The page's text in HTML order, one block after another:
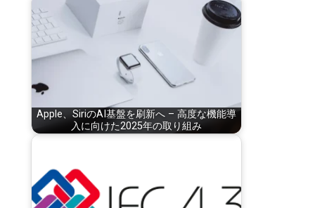
Apple、SiriのAI基盤を刷新へ – 高度な機能導
入に向けた2025年の取り組み